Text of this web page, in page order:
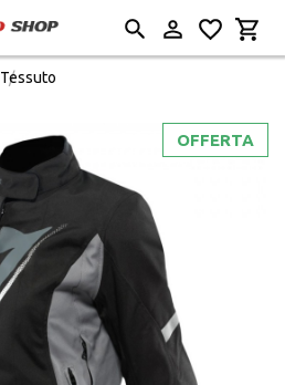
Tessuto
OFFERTA